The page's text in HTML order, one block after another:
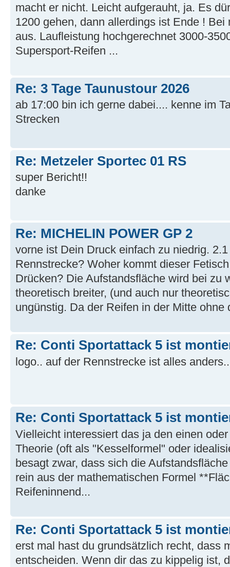
macht er nicht. Leicht aufgerauht, ja. Es
1200 gehen, dann allerdings ist Ende ! Bei
aus. Laufleistung hochgerechnet 3000-
Supersport-Reifen ...
Re: 3 Tage Taunustour 2026
ab 17:00 bin ich gerne dabei.... kenne im
Strecken
Re: Metzeler Sportec 01 RS
super Bericht!!
danke
Re: MICHELIN POWER GP 2
vorne ist Dein Druck einfach zu niedrig.
Rennstrecke? Woher kommt dieser
Drücken? Die Aufstandsfläche wird bei zu
theoretisch breiter, (und auch nur
ungünstig. Da der Reifen in der Mitte ohne
Re: Conti Sportattack 5 ist
logo.. auf der Rennstrecke ist alles
Re: Conti Sportattack 5 ist
Vielleicht interessiert das ja den einen
Theorie (oft als "Kesselformel" oder
besagt zwar, dass sich die
rein aus der mathematischen Formel
Reifeninnend...
Re: Conti Sportattack 5 ist
erst mal hast du grundsätzlich recht, dass
entscheiden. Wenn dir das zu kippelig ist,